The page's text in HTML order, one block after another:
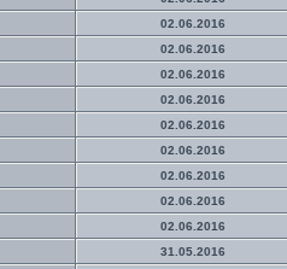
02.06.2016
02.06.2016
02.06.2016
02.06.2016
02.06.2016
02.06.2016
02.06.2016
02.06.2016
02.06.2016
31.05.2016